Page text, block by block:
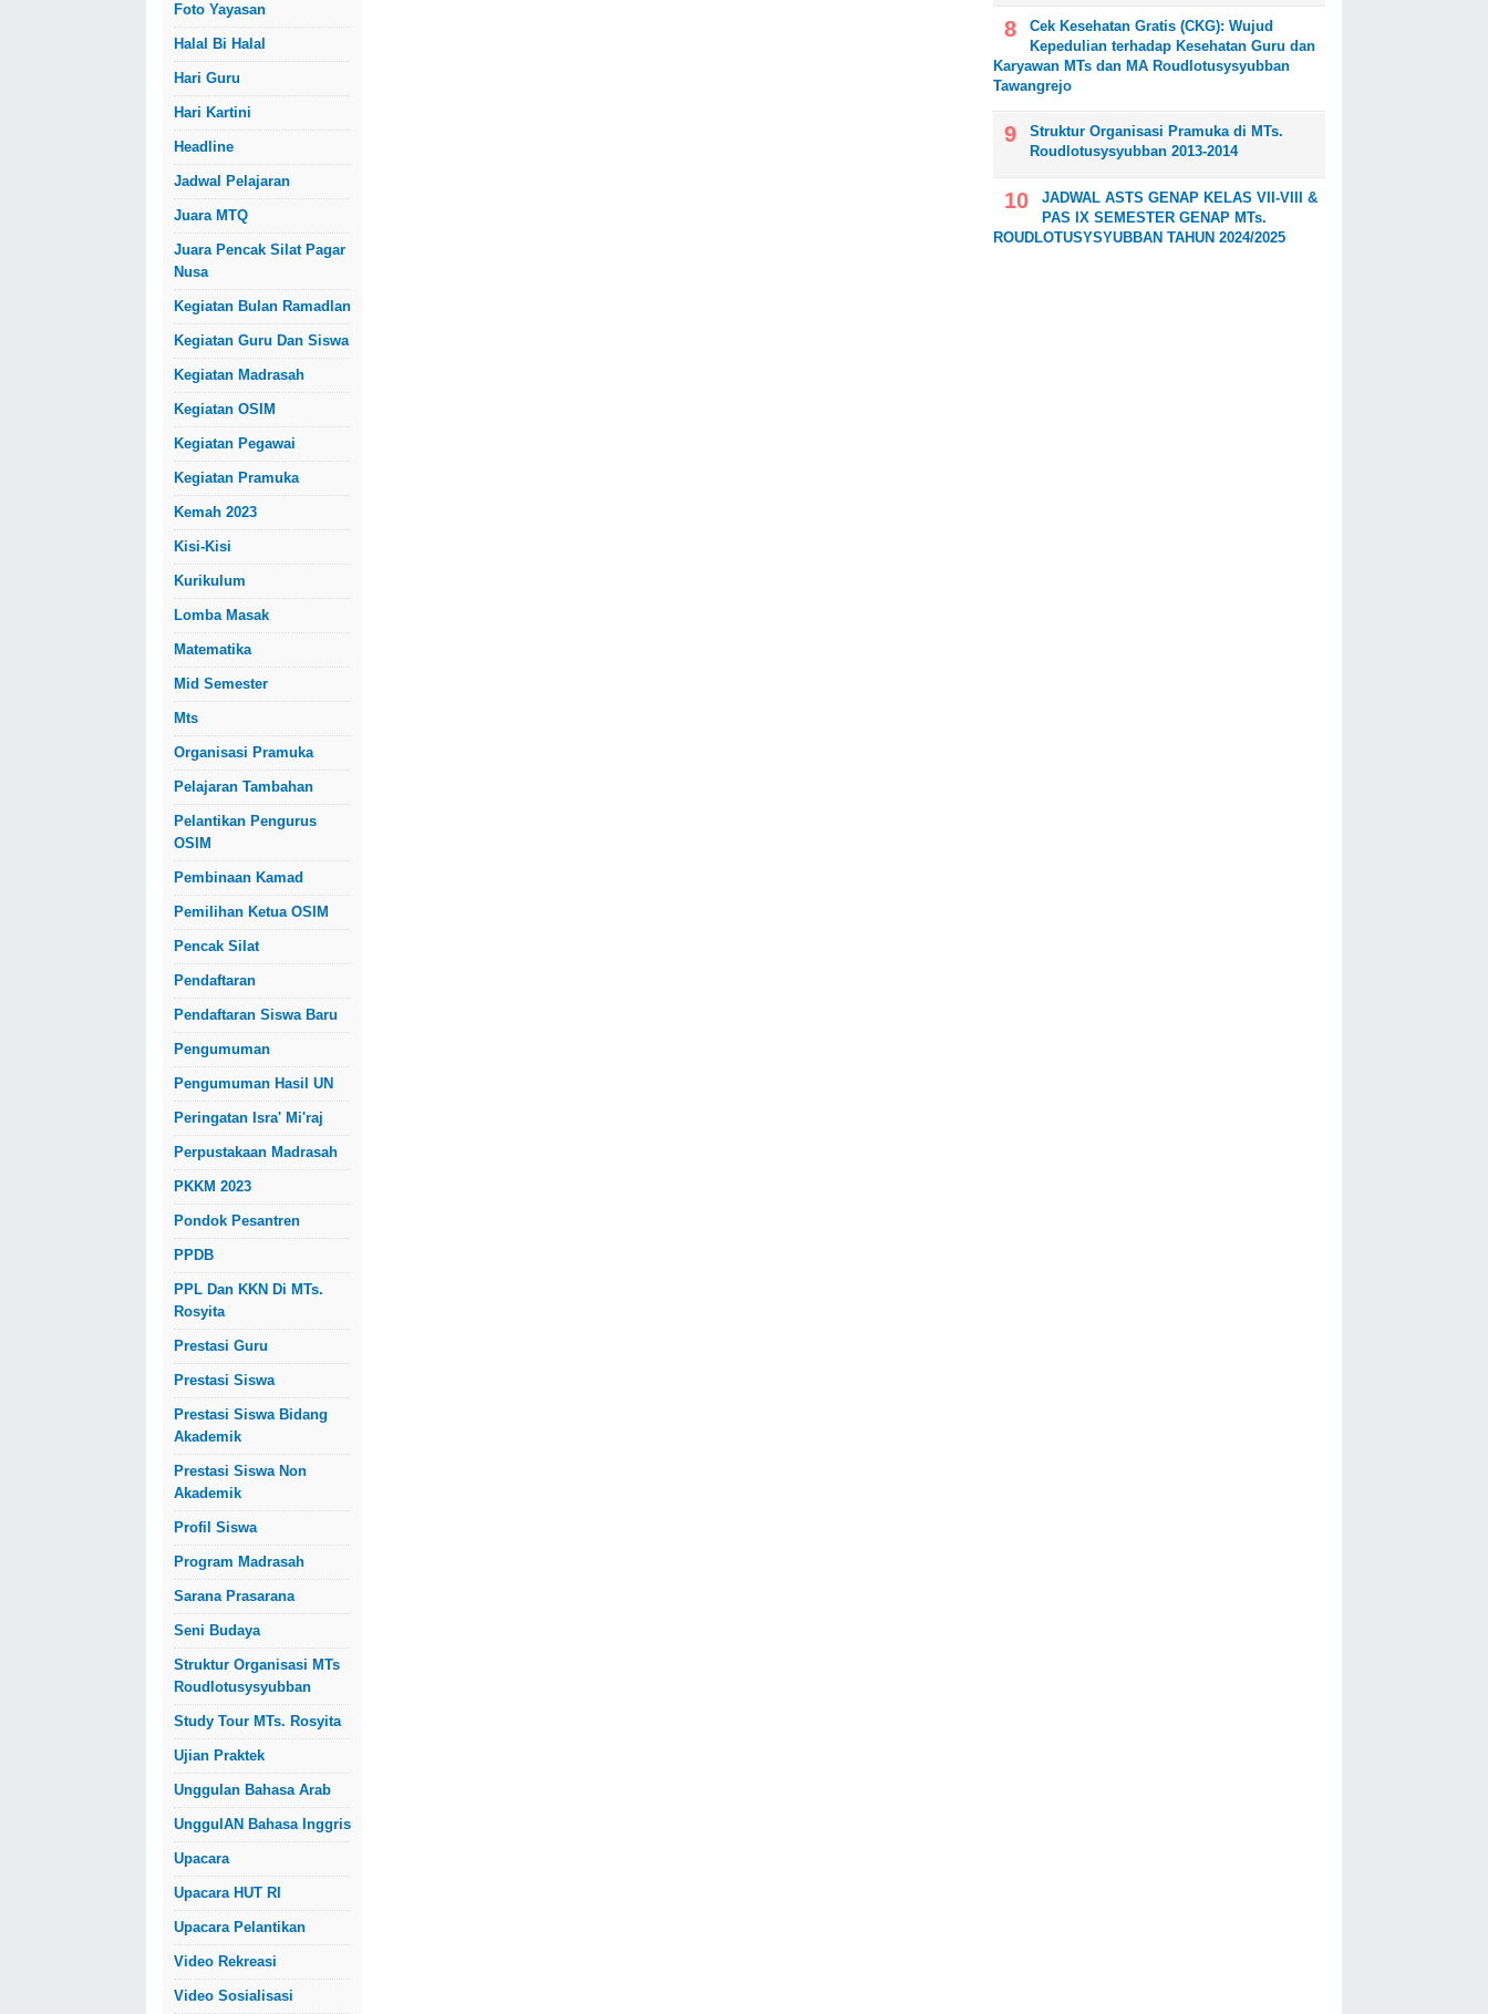
Foto Yayasan
Halal Bi Halal
Hari Guru
Hari Kartini
Headline
Jadwal Pelajaran
Juara MTQ
Juara Pencak Silat Pagar
Nusa
Kegiatan Bulan Ramadlan
Kegiatan Guru Dan Siswa
Kegiatan Madrasah
Kegiatan OSIM
Kegiatan Pegawai
Kegiatan Pramuka
Kemah 2023
Kisi-Kisi
Kurikulum
Lomba Masak
Matematika
Mid Semester
Mts
Organisasi Pramuka
Pelajaran Tambahan
Pelantikan Pengurus
OSIM
Pembinaan Kamad
Pemilihan Ketua OSIM
Pencak Silat
Pendaftaran
Pendaftaran Siswa Baru
Pengumuman
Pengumuman Hasil UN
Peringatan Isra' Mi'raj
Perpustakaan Madrasah
PKKM 2023
Pondok Pesantren
PPDB
PPL Dan KKN Di MTs.
Rosyita
Prestasi Guru
Prestasi Siswa
Prestasi Siswa Bidang
Akademik
Prestasi Siswa Non
Akademik
Profil Siswa
Program Madrasah
Sarana Prasarana
Seni Budaya
Struktur Organisasi MTs
Roudlotusysyubban
Study Tour MTs. Rosyita
Ujian Praktek
Unggulan Bahasa Arab
UnggulAN Bahasa Inggris
Upacara
Upacara HUT RI
Upacara Pelantikan
Video Rekreasi
Video Sosialisasi
Cek Kesehatan Gratis (CKG): Wujud
Kepedulian terhadap Kesehatan Guru dan
Karyawan MTs dan MA Roudlotusysyubban
Tawangrejo
Struktur Organisasi Pramuka di MTs.
Roudlotusysyubban 2013-2014
JADWAL ASTS GENAP KELAS VII-VIII &
PAS IX SEMESTER GENAP MTs.
ROUDLOTUSYSYUBBAN TAHUN 2024/2025